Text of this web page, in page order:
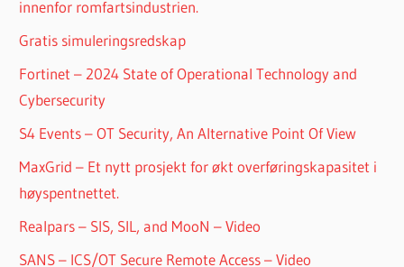
innenfor romfartsindustrien.
Gratis simuleringsredskap
Fortinet – 2024 State of Operational Technology and
Cybersecurity
S4 Events – OT Security, An Alternative Point Of View
MaxGrid – Et nytt prosjekt for økt overføringskapasitet i
høyspentnettet.
Realpars – SIS, SIL, and MooN – Video
SANS – ICS/OT Secure Remote Access – Video